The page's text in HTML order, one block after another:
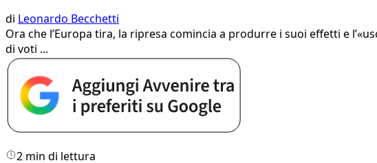
di Leonardo Becchetti
Ora che l’Europa tira, la ripresa comincia a produrre i suoi effetti e
di voti ...
2 min di lettura